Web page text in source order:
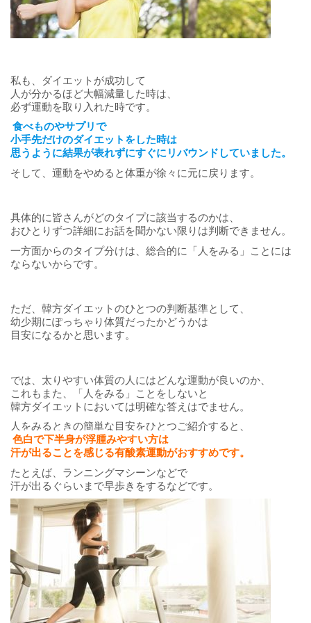
私も、ダイエットが成功して
人が分かるほど大幅減量した時は、
必ず運動を取り入れた時です。
食べものやサプリで
小手先だけのダイエットをした時は
思うように結果が表れずにすぐにリバウンドしていました。
そして、運動をやめると体重が徐々に元に戻ります。
具体的に皆さんがどのタイプに該当するのかは、
おひとりずつ詳細にお話を聞かない限りは判断できません。
一方面からのタイプ分けは、総合的に「人をみる」ことには
ならないからです。
ただ、韓方ダイエットのひとつの判断基準として、
幼少期にぽっちゃり体質だったかどうかは
目安になるかと思います。
では、太りやすい体質の人にはどんな運動が良いのか、
これもまた、「人をみる」ことをしないと
韓方ダイエットにおいては明確な答えはでません。
人をみるときの簡単な目安をひとつご紹介すると、
色白で下半身が浮腫みやすい方は
汗が出ることを感じる有酸素運動がおすすめです。
たとえば、ランニングマシーンなどで
汗が出るぐらいまで早歩きをするなどです。